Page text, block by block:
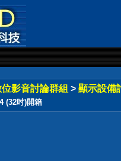
影音討論群組 > 顯示設備
(32吋)開箱